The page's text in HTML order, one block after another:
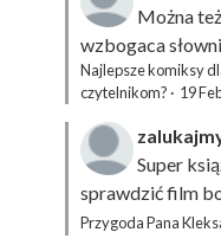
Można
wzbogaca
Najlepsze komiksy
czytelnikom? · 19
Super
sprawdzić film
Przygoda Pana